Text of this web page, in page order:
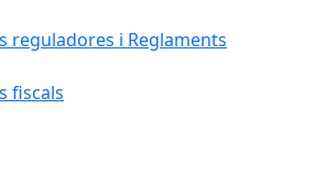
reguladores i Reglaments
fiscals